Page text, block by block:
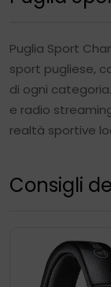
Puglia Sport
sport pugliese,
di ogni
e radio
realtà sportive
Consigli